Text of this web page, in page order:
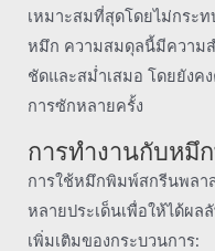
เหมาะสมที่สุดโดยไม่กระ
หมึก ความสมดุลนี้มีความ
ชัดและสม่ำเสมอ โดยยัง
การซักหลายครั้ง
การทำงานกับหมึ
การใช้หมึกพิมพ์สกรีนพลา
หลายประเด็นเพื่อให้ได้ผ
เพิ่มเติมของกระบวนการ: